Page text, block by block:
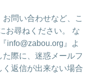
問い合わせなど、こ
お尋ねください。 な
info@zabou.org』よ
際に、迷惑メールフ
く返信が出来ない場合